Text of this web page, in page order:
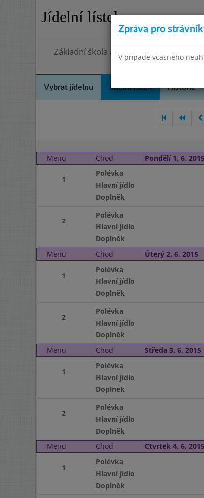
Jídelní lístek
Základní škola a Mateřská škola, Praha
Vybrat jídelnu Jídelní lístek Historie
Menu
Chod Pondělí 1. 6. 2015
1
Polévka
Hlavní jídlo
Doplněk
2
Polévka
Hlavní jídlo
Doplněk
Menu
Chod Úterý 2. 6. 2015
1
Polévka
Hlavní jídlo
Doplněk
2
Polévka
Hlavní jídlo
Doplněk
Menu
Chod Středa 3. 6. 2015
1
Polévka
Hlavní jídlo
Doplněk
2
Polévka
Hlavní jídlo
Doplněk
Menu
Chod Čtvrtek 4. 6. 2015
1
Polévka
Hlavní jídlo
Doplněk
Zpráva pro
V případě včasného